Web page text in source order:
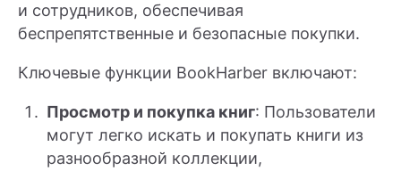
и сотрудников, обеспечивая
беспрепятственные и безопасные покупки.
Ключевые функции BookHarber включают:
Просмотр и покупка книг: Пользователи
могут легко искать и покупать книги из
разнообразной коллекции,